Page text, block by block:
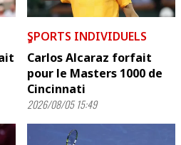
ٍSPORTS INDIVIDUELS
Carlos Alcaraz forfait
pour le Masters 1000 de
Cincinnati
2026/08/05 15:49